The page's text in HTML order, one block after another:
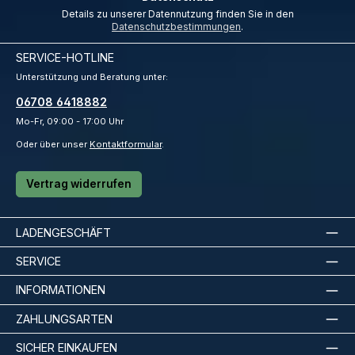
Datenschutzbestimmungen.
SERVICE-HOTLINE
Unterstützung und Beratung unter:
06708 6418882
Mo-Fr, 09:00 - 17:00 Uhr
Oder über unser Kontaktformular.
Vertrag widerrufen
LADENGESCHÄFT
SERVICE
INFORMATIONEN
ZAHLUNGSARTEN
SICHER EINKAUFEN